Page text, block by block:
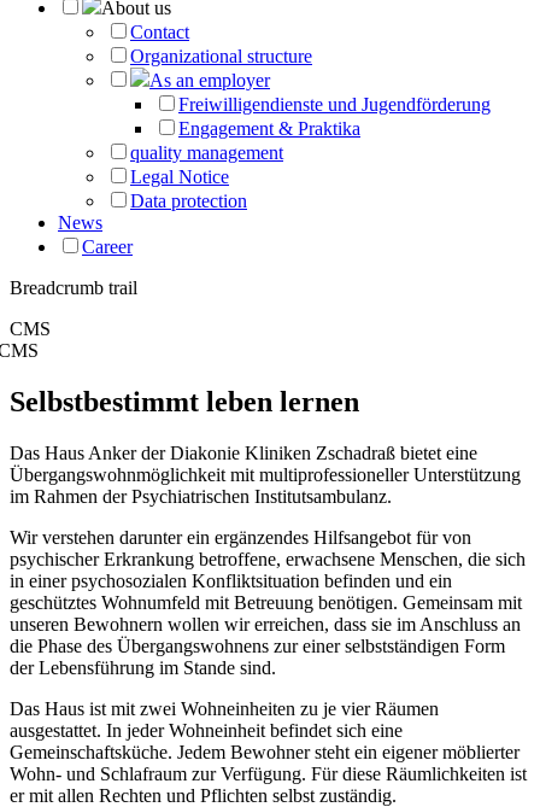
About us
Contact
Organizational structure
As an employer
Freiwilligendienste und Jugendförderung
Engagement & Praktika
quality management
Legal Notice
Data protection
News
Career
Breadcrumb trail
CMS
Selbstbestimmt leben lernen
Das Haus Anker der Diakonie Kliniken Zschadraß bietet eine
Übergangswohnmöglichkeit mit multiprofessioneller Unterstützung
im Rahmen der Psychiatrischen Institutsambulanz.
Wir verstehen darunter ein ergänzendes Hilfsangebot für von
psychischer Erkrankung betroffene, erwachsene Menschen, die sich
in einer psychosozialen Konfliktsituation befinden und ein
geschütztes Wohnumfeld mit Betreuung benötigen. Gemeinsam mit
unseren Bewohnern wollen wir erreichen, dass sie im Anschluss an
die Phase des Übergangswohnens zur einer selbstständigen Form
der Lebensführung im Stande sind.
Das Haus ist mit zwei Wohneinheiten zu je vier Räumen
ausgestattet. In jeder Wohneinheit befindet sich eine
Gemeinschaftsküche. Jedem Bewohner steht ein eigener möblierter
Wohn- und Schlafraum zur Verfügung. Für diese Räumlichkeiten ist
er mit allen Rechten und Pflichten selbst zuständig.